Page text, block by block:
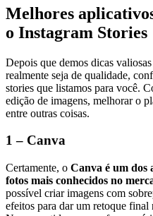
Melhores
o Instagram Stories
Depois que demos dicas
realmente seja de qualidade,
stories que listamos para você.
edição de imagens, melhorar o
entre outras coisas.
1 – Canva
Certamente, o Canva é um dos
fotos mais conhecidos no
possível criar imagens com
efeitos para dar um retoque final